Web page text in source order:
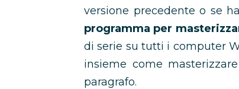
versione precedente o se
programma per
di serie su tutti i computer
insieme come
paragrafo.